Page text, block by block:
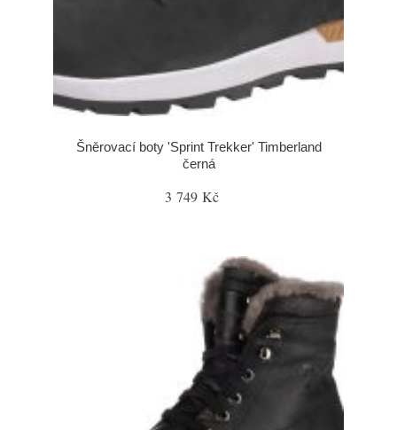
Šněrovací boty 'Sprint Trekker' Timberland
černá
3 749 Kč